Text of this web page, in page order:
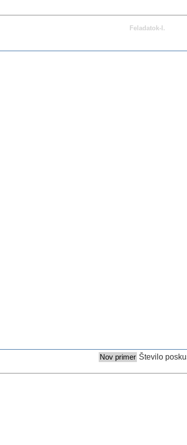
Feladatok-I.
Število